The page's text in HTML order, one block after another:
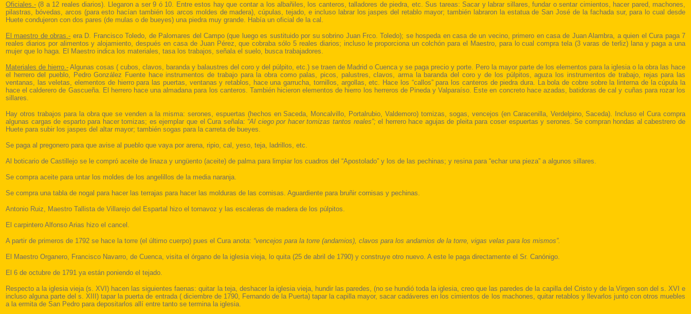
Oficiales.- (8 a 12 reales diarios). Llegaron a ser 9 ó 10. Entre estos hay que contar a los albañiles, los canteros, talladores de piedra, etc. Sus tareas: Sacar y labrar sillares, fundar o sentar cimientos, hacer pared, machones,
pilastras, bóvedas, arcos (para esto hacían también los arcos moldes de madera), cúpulas, tejado, e incluso labrar los jaspes del retablo mayor; también labraron la estatua de San José de la fachada sur, para lo cual desde
Huete condujeron con dos pares (de mulas o de bueyes) una piedra muy grande. Había un oficial de la cal.
El maestro de obras.- era D. Francisco Toledo, de Palomares del Campo (que luego es sustituido por su sobrino Juan Frco. Toledo); se hospeda en casa de un vecino, primero en casa de Juan Alambra, a quien el Cura paga 7
reales diarios por alimentos y alojamiento, después en casa de Juan Pérez, que cobraba sólo 5 reales diarios; incluso le proporciona un colchón para el Maestro, para lo cual compra tela (3 varas de terliz) lana y paga a una
mujer que lo haga. El Maestro indica los materiales, tasa los trabajos, señala el suelo, busca trabajadores.
Materiales de hierro.- Algunas cosas ( cubos, clavos, baranda y balaustres del coro y del púlpito, etc.) se traen de Madrid o Cuenca y se paga precio y porte. Pero la mayor parte de los elementos para la iglesia o la obra las hace
el herrero del pueblo, Pedro González Fuente hace instrumentos de trabajo para la obra como palas, picos, palustres, clavos, arma la baranda del coro y de los púlpitos, aguza los instrumentos de trabajo, rejas para las
ventanas, las veletas, elementos de hierro para las puertas, ventanas y retablos, hace una garrucha, tornillos, argollas, etc. Hace los “callos” para los canteros de piedra dura. La bola de cobre sobre la linterna de la cúpula la
hace el calderero de Gascueña. El herrero hace una almadana para los canteros. También hicieron elementos de hierro los herreros de Pineda y Valparaíso. Este en concreto hace azadas, batidoras de cal y cuñas para rozar los
sillares.
Hay otros trabajos para la obra que se venden a la misma: serones, espuertas (hechos en Saceda, Moncalvillo, Portalrubio, Valdemoro) tomizas, sogas, vencejos (en Caracenilla, Verdelpino, Saceda). Incluso el Cura compra
algunas cargas de esparto para hacer tomizas; es ejemplar que el Cura señala: “Al ciego por hacer tomizas tantos reales”; el herrero hace agujas de pleita para coser espuertas y serones. Se compran hondas al cabestrero de
Huete para subir los jaspes del altar mayor; también sogas para la carreta de bueyes.
Se paga al pregonero para que avise al pueblo que vaya por arena, ripio, cal, yeso, teja, ladrillos, etc.
Al boticario de Castillejo se le compró aceite de linaza y ungüento (aceite) de palma para limpiar los cuadros del “Apostolado” y los de las pechinas; y resina para “echar una pieza” a algunos sillares.
Se compra aceite para untar los moldes de los angelillos de la media naranja.
Se compra una tabla de nogal para hacer las terrajas para hacer las molduras de las cornisas. Aguardiente para bruñir cornisas y pechinas.
Antonio Ruiz, Maestro Tallista de Villarejo del Espartal hizo el tornavoz y las escaleras de madera de los púlpitos.
El carpintero Alfonso Arias hizo el cancel.
A partir de primeros de 1792 se hace la torre (el último cuerpo) pues el Cura anota: “vencejos para la torre (andamios), clavos para los andamios de la torre, vigas velas para los mismos”.
El Maestro Organero, Francisco Navarro, de Cuenca, visita el órgano de la iglesia vieja, lo quita (25 de abril de 1790) y construye otro nuevo. A este le paga directamente el Sr. Canónigo.
El 6 de octubre de 1791 ya están poniendo el tejado.
Respecto a la iglesia vieja (s. XVI) hacen las siguientes faenas: quitar la teja, deshacer la iglesia vieja, hundir las paredes, (no se hundió toda la iglesia, creo que las paredes de la capilla del Cristo y de la Virgen son del s. XVI e
incluso alguna parte del s. XIII) tapar la puerta de entrada ( diciembre de 1790, Fernandode la Puerta) tapar la capilla mayor, sacar cadáveres en los cimientos de los machones, quitar retablos y llevarlos junto con otros muebles
a la ermita de San Pedro para depositarlos allí entre tanto se termina la iglesia.